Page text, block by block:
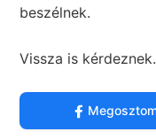
beszélnek.
Vissza is kérdeznek.